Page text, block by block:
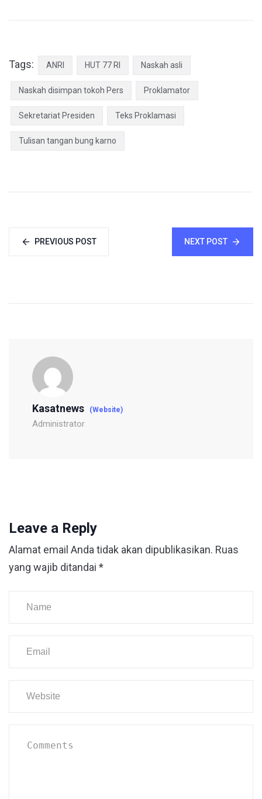
Tags: ANRI HUT 77 RI Naskah asli
Naskah disimpan tokoh Pers Proklamator
Sekretariat Presiden Teks Proklamasi
Tulisan tangan bung karno
PREVIOUS POST NEXT POST
Kasatnews (Website)
Administrator
Leave a Reply
Alamat email Anda tidak akan dipublikasikan. Ruas
yang wajib ditandai *